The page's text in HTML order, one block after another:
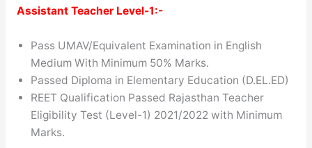
Assistant Teacher Level-1:-
Pass UMAV/Equivalent Examination in English
Medium With Minimum 50% Marks.
Passed Diploma in Elementary Education (D.EL.ED)
REET Qualification Passed Rajasthan Teacher
Eligibility Test (Level-1) 2021/2022 with Minimum
Marks.